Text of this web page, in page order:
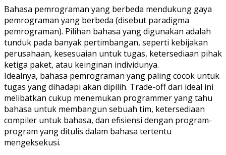
Bahasa pemrograman yang berbeda mendukung gaya
pemrograman yang berbeda (disebut paradigma
pemrograman). Pilihan bahasa yang digunakan adalah
tunduk pada banyak pertimbangan, seperti kebijakan
perusahaan, kesesuaian untuk tugas, ketersediaan pihak
ketiga paket, atau keinginan individunya.
Idealnya, bahasa pemrograman yang paling cocok untuk
tugas yang dihadapi akan dipilih. Trade-off dari ideal ini
melibatkan cukup menemukan programmer yang tahu
bahasa untuk membangun sebuah tim, ketersediaan
compiler untuk bahasa, dan efisiensi dengan program-
program yang ditulis dalam bahasa tertentu
mengeksekusi.